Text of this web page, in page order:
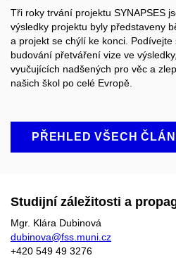
Tři roky trvání projektu SYNAPSES
výsledky projektu byly představeny
a projekt se chýlí ke konci.
budování přetváření vize ve
vyučujících nadšených pro věc a
našich škol po celé Evropě.
PŘEHLED VŠECH
Studijní záležitosti a
Mgr. Klára Dubinová
dubinova@fss.muni.cz
+420 549 49 3276